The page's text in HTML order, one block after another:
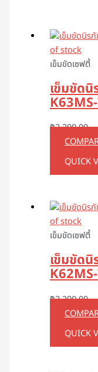
of stock
เข็มขัดเซฟตี้
เข็มขัด
฿2,200.00
QUICK
of stock
เข็มขัดเซฟตี้
เข็มขัด
฿2,200.00
QUICK